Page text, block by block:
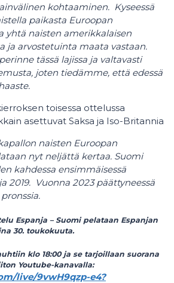
kohtaaminen. Kyseessä
paikasta Euroopan
yhtä naisten amerikkalaisen
ja arvostetuinta maata vastaan.
tässä lajissa ja valtavasti
joten tiedämme, että edessä
toisessa ottelussa
asettuvat Saksa ja Iso-Britannia
naisten Euroopan
nyt neljättä kertaa. Suomi
kahdessa ensimmäisessä
2019. Vuonna 2023 päättyneessä
Espanja – Suomi pelataan Espanjan
30. toukokuuta.
klo 18:00 ja se tarjoillaan suorana
Youtube-kanavalla:
live/9vwH9qzp-e4?